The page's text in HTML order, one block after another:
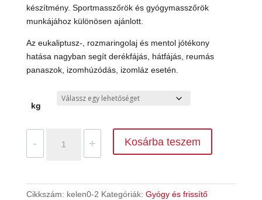
készítmény. Sportmasszőrök és gyógymasszőrök
munkájához különösen ajánlott.
Az eukaliptusz-, rozmaringolaj és mentol jótékony
hatása nagyban segít derékfájás, hátfájás, reumás
panaszok, izomhúzódás, izomláz esetén.
kg
-
masszázsolaj+ Kosárba teszem
Cikkszám: kelen0-2 Kategóriák: Gyógy és frissítő